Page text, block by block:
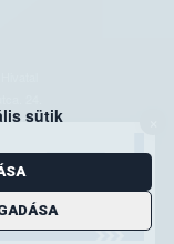
sütik
30.